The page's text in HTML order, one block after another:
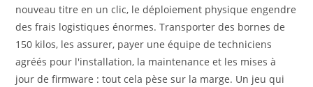
nouveau titre en un clic, le déploiement physique engendre
des frais logistiques énormes. Transporter des bornes de
150 kilos, les assurer, payer une équipe de techniciens
agréés pour l'installation, la maintenance et les mises à
jour de firmware : tout cela pèse sur la marge. Un jeu qui